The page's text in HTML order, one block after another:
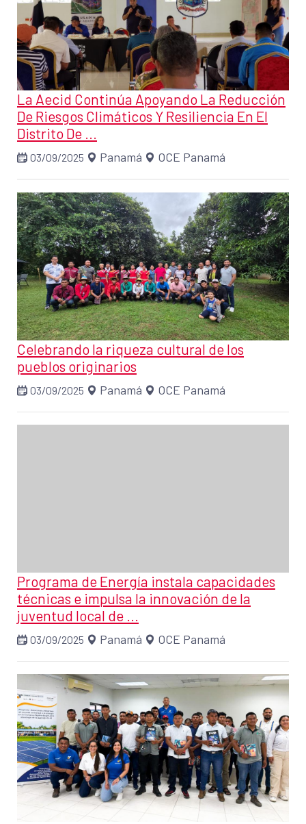
La Aecid Continúa Apoyando La Reducción
De Riesgos Climáticos Y Resiliencia En El
Distrito De ...
03/09/2025 Panamá OCE Panamá
Celebrando la riqueza cultural de los
pueblos originarios
03/09/2025 Panamá OCE Panamá
Programa de Energía instala capacidades
técnicas e impulsa la innovación de la
juventud local de ...
03/09/2025 Panamá OCE Panamá